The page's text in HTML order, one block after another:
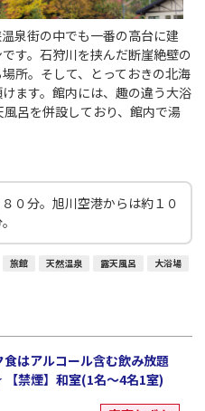
泉街の中でも一番の高台に建
す。石狩川を挟んだ断崖絶壁の
所。そして、とっておきの北海
ます。館内には、趣の違う大浴
呂を併設しており、館内で湯
０分。旭川空港からは約１０
旅館 天然温泉 露天風呂 大浴場
はアルコール含む飲み放題
禁煙】和室(1名～4名1室)